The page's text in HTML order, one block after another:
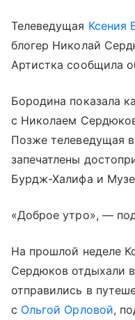
Телеведущая Ксения
блогер Николай
Артистка сообщила
Бородина показала
с Николаем
Позже телеведущая
запечатлены
Бурдж-Халифа и
«Доброе утро», —
На прошлой неделе
Сердюков отдыхали
отправились в
с Ольгой Орловой,